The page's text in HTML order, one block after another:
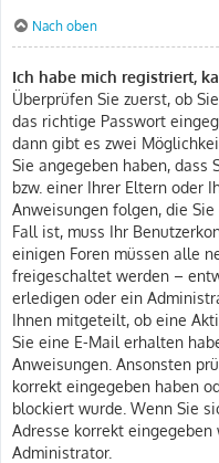
Nach oben
Ich habe mich registriert,
Überprüfen Sie zuerst, ob
das richtige Passwort
dann gibt es zwei
Sie angegeben haben, dass
bzw. einer Ihrer Eltern oder
Anweisungen folgen, die
Fall ist, muss Ihr
einigen Foren müssen alle
freigeschaltet werden –
erledigen oder ein
Ihnen mitgeteilt, ob eine
Sie eine E-Mail erhalten
Anweisungen. Ansonsten
korrekt eingegeben haben
blockiert wurde. Wenn Sie
Adresse korrekt
Administrator.